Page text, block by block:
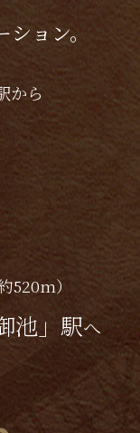
ョン。
から
520m）
池」駅へ